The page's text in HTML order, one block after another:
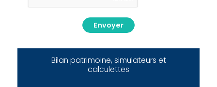
Envoyer
Bilan patrimoine, simulateurs et
calculettes